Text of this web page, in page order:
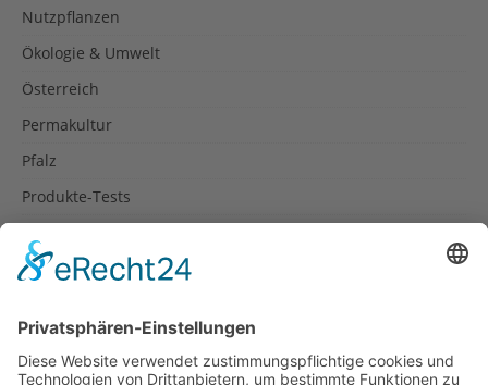
Nutzpflanzen
Ökologie & Umwelt
Österreich
Permakultur
Pfalz
Produkte-Tests
Rezepte
Spanien
Südtirol